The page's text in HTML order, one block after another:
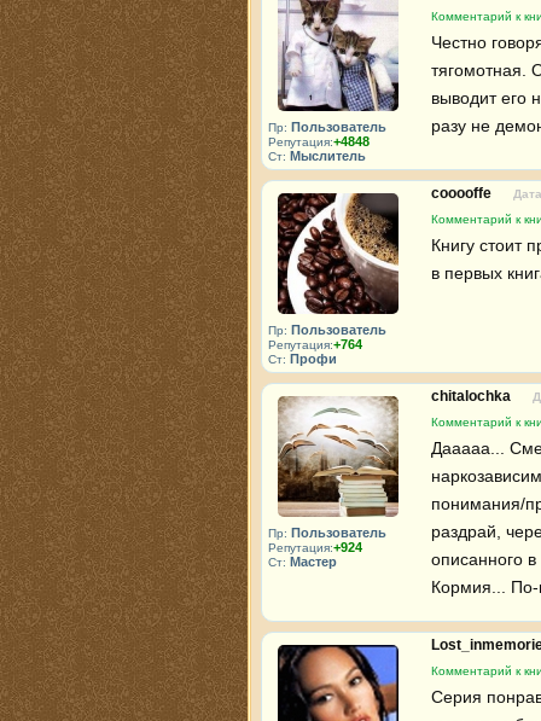
Пр: Пользователь
Репутация:+4848
Ст: Мыслитель
Комментарий к
Честно
тягомотная.
выводит его
разу не
Пр: Пользователь
Репутация:+764
Ст: Профи
cooooffe
Комментарий к
Книгу стоит
в первых
Пр: Пользователь
Репутация:+924
Ст: Мастер
chitalochka
Комментарий к
Дааааа...
понимания/
раздрай,
описанного
Кормия...
Комментарий к
Серия